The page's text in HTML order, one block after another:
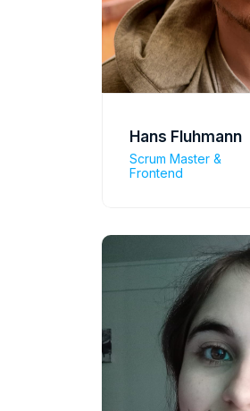
Hans Fluhmann
Scrum Master &
Frontend